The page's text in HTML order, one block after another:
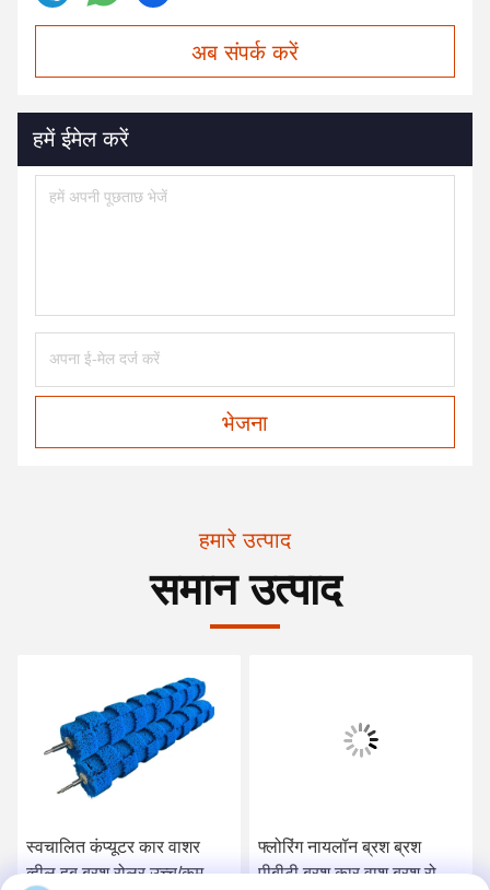
अब संपर्क करें
हमें ईमेल करें
भेजना
हमारे उत्पाद
समान उत्पाद
स्वचालित कंप्यूटर कार वाशर
व्हील हब ब्रश रोलर उच्च/कम फर
फ्लोरिंग नायलॉन ब्रश ब्रश
पीबीटी ब्रश कार वाश ब्रश रोलर